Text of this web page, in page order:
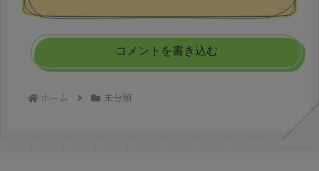
コメントを書き込む
ホーム 未分類